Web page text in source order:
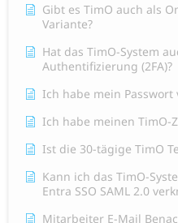
Gibt es TimO auch als
Variante?
Hat das TimO-System
Authentifizierung (2FA)?
Ich habe mein Passwort
Ich habe meinen TimO-
Ist die 30-tägige TimO
Kann ich das TimO-
Entra SSO SAML 2.0
Mitarbeiter E-Mail